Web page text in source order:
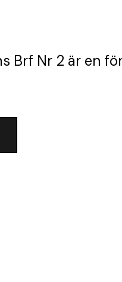
Brf Nr 2 är en